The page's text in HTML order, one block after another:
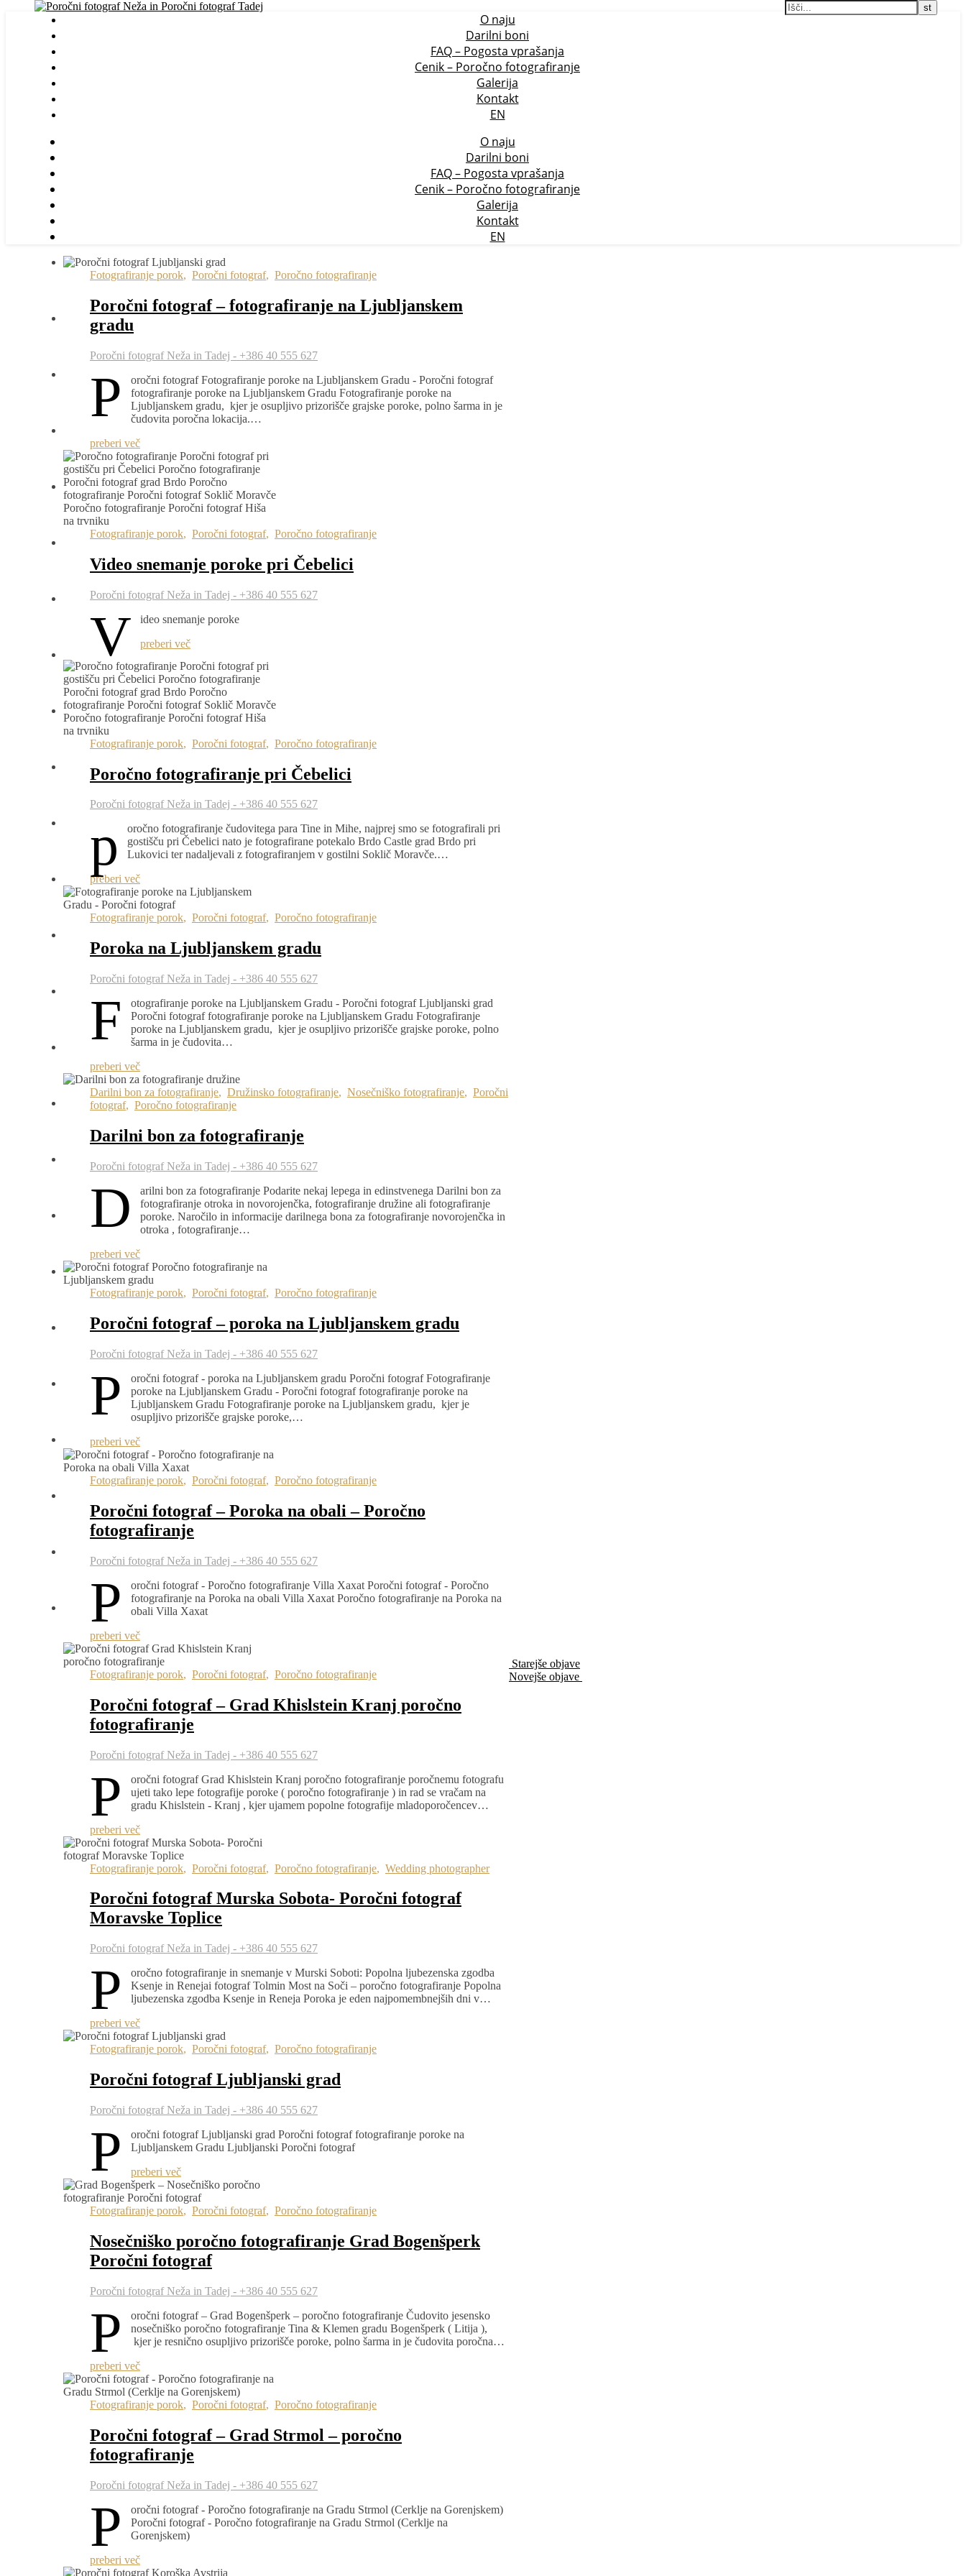
O naju
Darilni boni
FAQ – Pogosta vprašanja
Cenik – Poročno fotografiranje
Galerija
Kontakt
EN
O naju
Darilni boni
FAQ – Pogosta vprašanja
Cenik – Poročno fotografiranje
Galerija
Kontakt
EN
Fotografiranje porok, Poročni fotograf, Poročno fotografiranje
Poročni fotograf – fotografiranje na Ljubljanskem
gradu
Poročni fotograf Neža in Tadej - +386 40 555 627
P
oročni fotograf Fotografiranje poroke na Ljubljanskem Gradu - Poročni fotograf
fotografiranje poroke na Ljubljanskem Gradu Fotografiranje poroke na
Ljubljanskem gradu, kjer je osupljivo prizorišče grajske poroke, polno šarma in je
čudovita poročna lokacija.…
preberi več
Fotografiranje porok, Poročni fotograf, Poročno fotografiranje
Video snemanje poroke pri Čebelici
Poročni fotograf Neža in Tadej - +386 40 555 627
V
ideo snemanje poroke
preberi več
Fotografiranje porok, Poročni fotograf, Poročno fotografiranje
Poročno fotografiranje pri Čebelici
Poročni fotograf Neža in Tadej - +386 40 555 627
p
oročno fotografiranje čudovitega para Tine in Mihe, najprej smo se fotografirali pri
gostišču pri Čebelici nato je fotografirane potekalo Brdo Castle grad Brdo pri
Lukovici ter nadaljevali z fotografiranjem v gostilni Soklič Moravče.…
preberi več
Fotografiranje porok, Poročni fotograf, Poročno fotografiranje
Poroka na Ljubljanskem gradu
Poročni fotograf Neža in Tadej - +386 40 555 627
F
otografiranje poroke na Ljubljanskem Gradu - Poročni fotograf Ljubljanski grad
Poročni fotograf fotografiranje poroke na Ljubljanskem Gradu Fotografiranje
poroke na Ljubljanskem gradu, kjer je osupljivo prizorišče grajske poroke, polno
šarma in je čudovita…
preberi več
Darilni bon za fotografiranje, Družinsko fotografiranje, Nosečniško fotografiranje, Poročni
fotograf, Poročno fotografiranje
Darilni bon za fotografiranje
Poročni fotograf Neža in Tadej - +386 40 555 627
D
arilni bon za fotografiranje Podarite nekaj lepega in edinstvenega Darilni bon za
fotografiranje otroka in novorojenčka, fotografiranje družine ali fotografiranje
poroke. Naročilo in informacije darilnega bona za fotografiranje novorojenčka in
otroka , fotografiranje…
preberi več
Fotografiranje porok, Poročni fotograf, Poročno fotografiranje
Poročni fotograf – poroka na Ljubljanskem gradu
Poročni fotograf Neža in Tadej - +386 40 555 627
P
oročni fotograf - poroka na Ljubljanskem gradu Poročni fotograf Fotografiranje
poroke na Ljubljanskem Gradu - Poročni fotograf fotografiranje poroke na
Ljubljanskem Gradu Fotografiranje poroke na Ljubljanskem gradu, kjer je
osupljivo prizorišče grajske poroke,…
preberi več
Fotografiranje porok, Poročni fotograf, Poročno fotografiranje
Poročni fotograf – Poroka na obali – Poročno
fotografiranje
Poročni fotograf Neža in Tadej - +386 40 555 627
P
oročni fotograf - Poročno fotografiranje Villa Xaxat Poročni fotograf - Poročno
fotografiranje na Poroka na obali Villa Xaxat Poročno fotografiranje na Poroka na
obali Villa Xaxat
preberi več
Fotografiranje porok, Poročni fotograf, Poročno fotografiranje
Poročni fotograf – Grad Khislstein Kranj poročno
fotografiranje
Poročni fotograf Neža in Tadej - +386 40 555 627
P
oročni fotograf Grad Khislstein Kranj poročno fotografiranje poročnemu fotografu
ujeti tako lepe fotografije poroke ( poročno fotografiranje ) in rad se vračam na
gradu Khislstein - Kranj , kjer ujamem popolne fotografije mladoporočencev…
preberi več
Fotografiranje porok, Poročni fotograf, Poročno fotografiranje, Wedding photographer
Poročni fotograf Murska Sobota- Poročni fotograf
Moravske Toplice
Poročni fotograf Neža in Tadej - +386 40 555 627
P
oročno fotografiranje in snemanje v Murski Soboti: Popolna ljubezenska zgodba
Ksenje in Renejai fotograf Tolmin Most na Soči – poročno fotografiranje Popolna
ljubezenska zgodba Ksenje in Reneja Poroka je eden najpomembnejših dni v…
preberi več
Fotografiranje porok, Poročni fotograf, Poročno fotografiranje
Poročni fotograf Ljubljanski grad
Poročni fotograf Neža in Tadej - +386 40 555 627
P
oročni fotograf Ljubljanski grad Poročni fotograf fotografiranje poroke na
Ljubljanskem Gradu Ljubljanski Poročni fotograf
preberi več
Fotografiranje porok, Poročni fotograf, Poročno fotografiranje
Nosečniško poročno fotografiranje Grad Bogenšperk
Poročni fotograf
Poročni fotograf Neža in Tadej - +386 40 555 627
P
oročni fotograf – Grad Bogenšperk – poročno fotografiranje Čudovito jesensko
nosečniško poročno fotografiranje Tina & Klemen gradu Bogenšperk ( Litija ),
kjer je resnično osupljivo prizorišče poroke, polno šarma in je čudovita poročna…
preberi več
Fotografiranje porok, Poročni fotograf, Poročno fotografiranje
Poročni fotograf – Grad Strmol – poročno
fotografiranje
Poročni fotograf Neža in Tadej - +386 40 555 627
P
oročni fotograf - Poročno fotografiranje na Gradu Strmol (Cerklje na Gorenjskem)
Poročni fotograf - Poročno fotografiranje na Gradu Strmol (Cerklje na
Gorenjskem)
preberi več
Starejše objave
Novejše objave